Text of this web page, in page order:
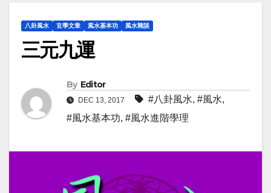
八卦風水 玄學文章 風水基本功 風水雜談
三元九運
By Editor
DEC 13, 2017 #八卦風水, #風水,
#風水基本功, #風水進階學理